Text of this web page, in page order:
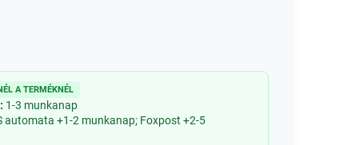
A TERMÉKNÉL
1-3 munkanap
automata +1-2 munkanap; Foxpost +2-5